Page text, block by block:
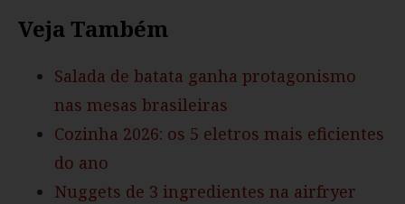
Veja Também
Salada de batata ganha protagonismo
nas mesas brasileiras
Cozinha 2026: os 5 eletros mais eficientes
do ano
Nuggets de 3 ingredientes na airfryer